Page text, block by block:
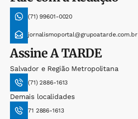
(71) 99601-0020
jornalismoportal@grupoatarde.com.br
AssineA TARDE
Salvador e Região Metropolitana
(71) 2886-1613
Demais localidades
71 2886-1613